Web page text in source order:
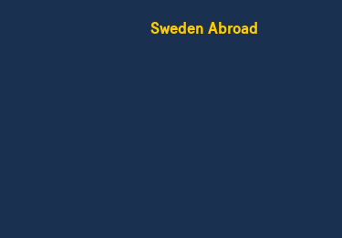
Sweden Abroad